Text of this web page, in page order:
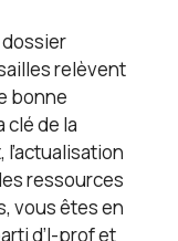
relèvent
bonne
clé de la
ressources
vous êtes en
d’I-prof et